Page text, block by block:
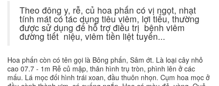
Theo đông y, rễ, củ hoa phấn có vị ngọt, nhạt
tính mát có tác dụng tiêu viêm, lợi tiểu, thường
được sử dụng để hỗ trợ điều trị bệnh viêm
đường tiết niệu, viêm tiền liệt tuyến...
Hoa phấn còn có tên gọi là Bông phấn, Sâm ớt. Là loại cây nhỏ
cao 07.7 - 1m Rễ củ mập, thân hình trụ tròn, phình lên ở các
mấu. Lá mọc đối hình trái xoan, đầu thuôn nhọn. Cụm hoa mọc ở